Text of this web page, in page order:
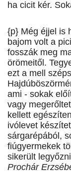
ha cicit kér.
{p} Még éjjel is
bajom volt a
fosszák meg
örömeitől.
ezt a mell
ami - sokak
vagy
kellett
ivólevet
sárgarépából,
fiúgyermekek
sikerült
Prochár